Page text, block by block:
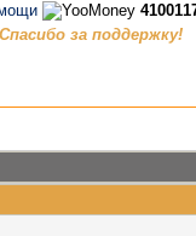
за поддержку!